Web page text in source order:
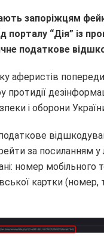
запоріжцям
порталу “Дія” із
податкове
аферистів
протидії
і оборони
за посиланням у
номер мобільного
картки (номер,